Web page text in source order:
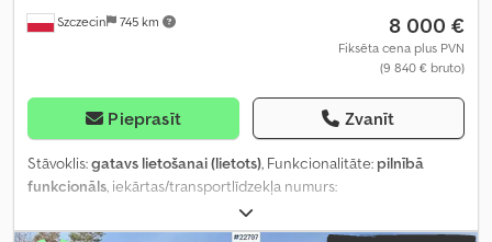
Szczecin 745 km 8 000 €
Fiksēta cena plus PVN
(9 840 € bruto)
Pieprasīt Zvanīt
Stāvoklis:gatavs lietošanai (lietots), Funkcionalitāte: pilnībā
funkcionāls , iekārtas/transportlīdzekļa numurs:
, nobraukums:
reģistrācija:05/2019, degvielas veids:dīzeļdegviela, tukšais svars: